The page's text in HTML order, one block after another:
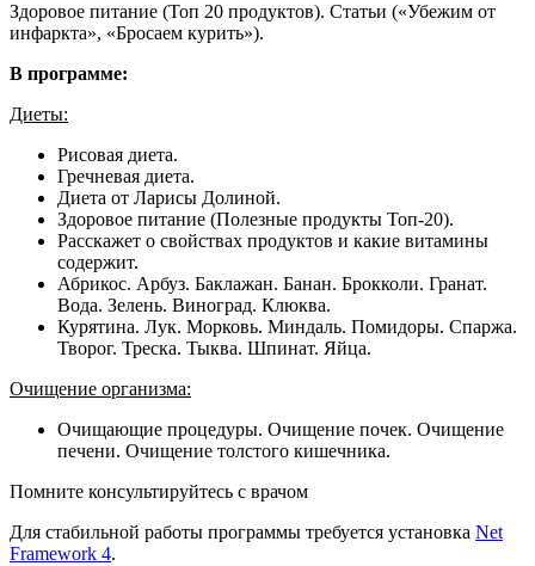
Здоровое питание (Топ 20 продуктов). Статьи («Убежим от
инфаркта», «Бросаем курить»).
В программе:
Диеты:
Рисовая диета.
Гречневая диета.
Диета от Ларисы Долиной.
Здоровое питание (Полезные продукты Топ-20).
Расскажет о свойствах продуктов и какие витамины
содержит.
Абрикос. Арбуз. Баклажан. Банан. Брокколи. Гранат.
Вода. Зелень. Виноград. Клюква.
Курятина. Лук. Морковь. Миндаль. Помидоры. Спаржа.
Творог. Треска. Тыква. Шпинат. Яйца.
Очищение организма:
Очищающие процедуры. Очищение почек. Очищение
печени. Очищение толстого кишечника.
Помните консультируйтесь с врачом
Для стабильной работы программы требуется установка Net
Framework 4.